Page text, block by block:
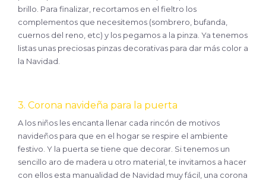
brillo. Para finalizar, recortamos en el fieltro los
complementos que necesitemos (sombrero, bufanda,
cuernos del reno, etc) y los pegamos a la pinza. Ya tenemos
listas unas preciosas pinzas decorativas para dar más color a
la Navidad.
3. Corona navideña para la puerta
A los niños les encanta llenar cada rincón de motivos
navideños para que en el hogar se respire el ambiente
festivo. Y la puerta se tiene que decorar. Si tenemos un
sencillo aro de madera u otro material, te invitamos a hacer
con ellos esta manualidad de Navidad muy fácil, una corona